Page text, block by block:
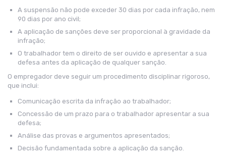
A suspensão não pode exceder 30 dias por cada infração, nem
90 dias por ano civil;
A aplicação de sanções deve ser proporcional à gravidade da
infração;
O trabalhador tem o direito de ser ouvido e apresentar a sua
defesa antes da aplicação de qualquer sanção.
O empregador deve seguir um procedimento disciplinar rigoroso,
que inclui:
Comunicação escrita da infração ao trabalhador;
Concessão de um prazo para o trabalhador apresentar a sua
defesa;
Análise das provas e argumentos apresentados;
Decisão fundamentada sobre a aplicação da sanção.